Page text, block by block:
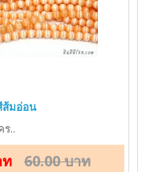
มอ่อน
ร..
ท 60.00 บาท